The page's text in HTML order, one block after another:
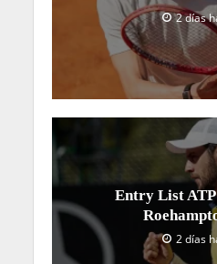
2 días
Entry List
2 días